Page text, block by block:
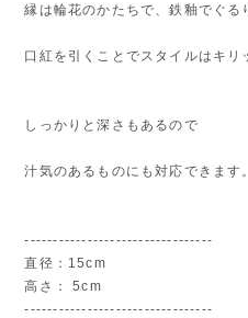
縁は輪花のかたちで、鉄釉でぐる
口紅を引くことでスタイルはキリ
しっかりと深さもあるので
汁気のあるものにも対応できます。
---------------------------------
直径：15cm
高さ： 5cm
---------------------------------